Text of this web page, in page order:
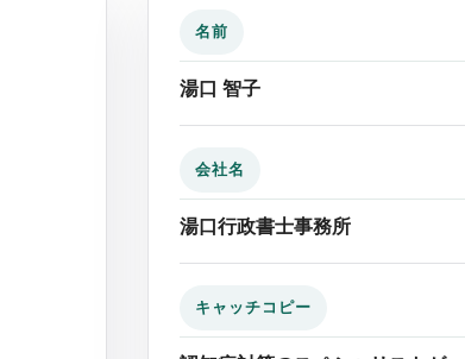
名前
湯口 智子
会社名
湯口行政書士事務所
キャッチコピー